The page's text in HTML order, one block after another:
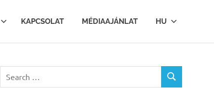
KAPCSOLAT MÉDIAAJÁNLAT HU
for:
SEARCH